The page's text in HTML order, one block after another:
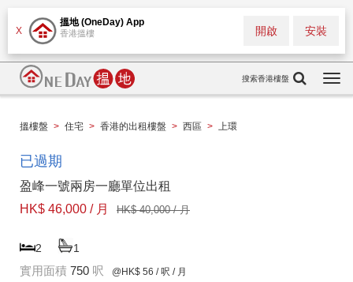
X
搵地 (OneDay) App
香港搵樓 安裝
開啟
搜索香港樓盤
搵樓盤 > 住宅 > 香港的出租樓盤 > 西區 > 上環
已過期
盈峰一號兩房一廳單位出租
HK$ 46,000 / 月
HK$ 40,000 / 月
2 1
實用面積 750 呎 @HK$ 56 / 呎 / 月